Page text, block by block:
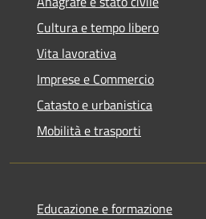
Cultura e tempo libero
Vita lavorativa
Imprese e Commercio
Catasto e urbanistica
Mobilità e trasporti
Educazione e formazione